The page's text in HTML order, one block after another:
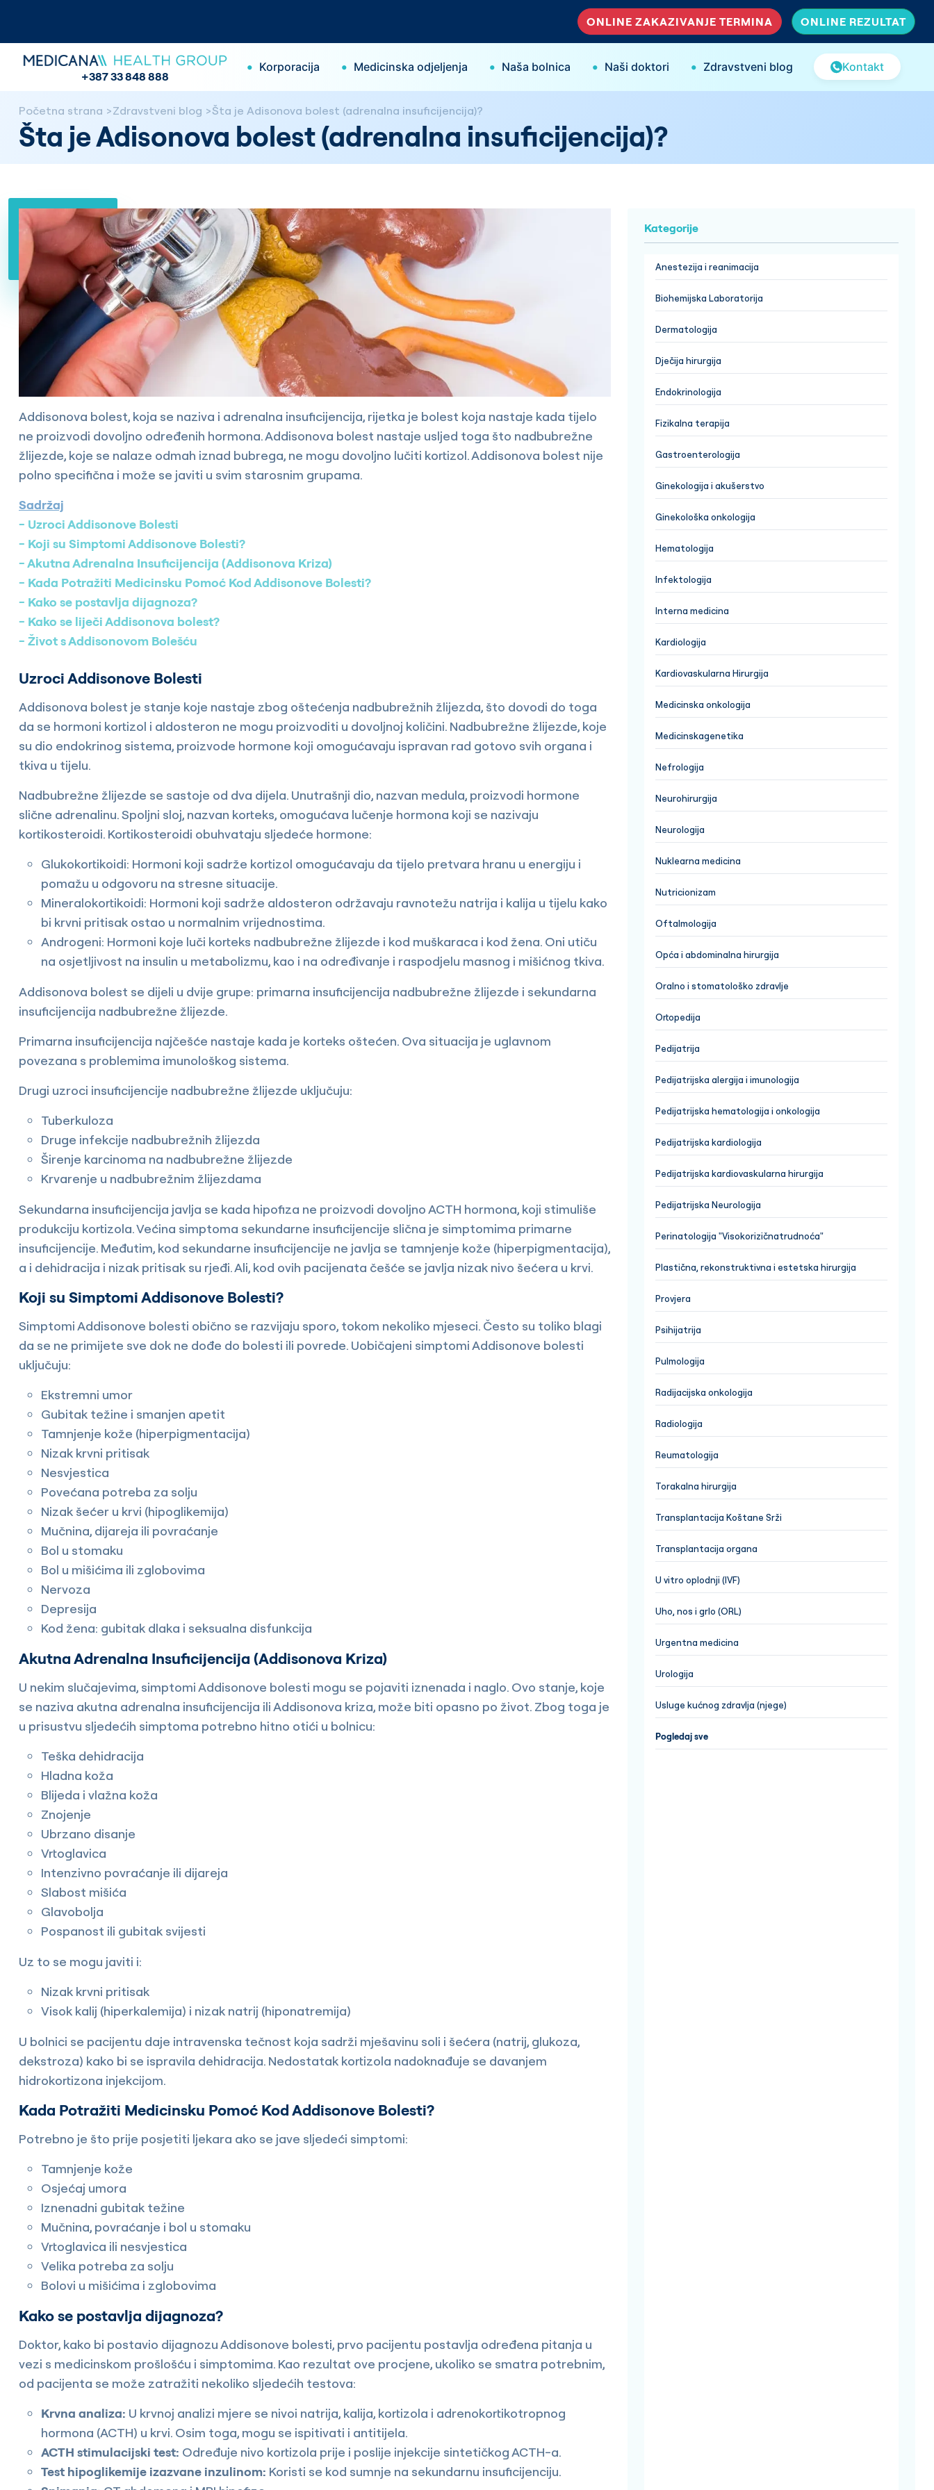
ONLINE ZAKAZIVANJE TERMINA ONLINE REZULTAT
+387 33 848 888
• Korporacija • Medicinska odjeljenja • Naša bolnica • Naši doktori • Zdravstveni blog Kontakt
Početna strana Zdravstveni blog Šta je Adisonova bolest (adrenalna insuficijencija)?
Šta je Adisonova bolest (adrenalna insuficijencija)?
Addisonova bolest, koja se naziva i adrenalna insuficijencija, rijetka je bolest koja nastaje kada tijelo
ne proizvodi dovoljno određenih hormona. Addisonova bolest nastaje usljed toga što nadbubrežne
žlijezde, koje se nalaze odmah iznad bubrega, ne mogu dovoljno lučiti kortizol. Addisonova bolest nije
polno specifična i može se javiti u svim starosnim grupama.
Sadržaj
Uzroci Addisonove Bolesti
Koji su Simptomi Addisonove Bolesti?
Akutna Adrenalna Insuficijencija (Addisonova Kriza)
Kada Potražiti Medicinsku Pomoć Kod Addisonove Bolesti?
Kako se postavlja dijagnoza?
Kako se liječi Addisonova bolest?
Život s Addisonovom Bolešću
Uzroci Addisonove Bolesti
Addisonova bolest je stanje koje nastaje zbog oštećenja nadbubrežnih žlijezda, što dovodi do toga
da se hormoni kortizol i aldosteron ne mogu proizvoditi u dovoljnoj količini. Nadbubrežne žlijezde, koje
su dio endokrinog sistema, proizvode hormone koji omogućavaju ispravan rad gotovo svih organa i
tkiva u tijelu.
Nadbubrežne žlijezde se sastoje od dva dijela. Unutrašnji dio, nazvan medula, proizvodi hormone
slične adrenalinu. Spoljni sloj, nazvan korteks, omogućava lučenje hormona koji se nazivaju
kortikosteroidi. Kortikosteroidi obuhvataju sljedeće hormone:
Glukokortikoidi: Hormoni koji sadrže kortizol omogućavaju da tijelo pretvara hranu u energiju i
pomažu u odgovoru na stresne situacije.
Mineralokortikoidi: Hormoni koji sadrže aldosteron održavaju ravnotežu natrija i kalija u tijelu kako
bi krvni pritisak ostao u normalnim vrijednostima.
Androgeni: Hormoni koje luči korteks nadbubrežne žlijezde i kod muškaraca i kod žena. Oni utiču
na osjetljivost na insulin u metabolizmu, kao i na određivanje i raspodjelu masnog i mišićnog tkiva.
Addisonova bolest se dijeli u dvije grupe: primarna insuficijencija nadbubrežne žlijezde i sekundarna
insuficijencija nadbubrežne žlijezde.
Primarna insuficijencija najčešće nastaje kada je korteks oštećen. Ova situacija je uglavnom
povezana s problemima imunološkog sistema.
Drugi uzroci insuficijencije nadbubrežne žlijezde uključuju:
Tuberkuloza
Druge infekcije nadbubrežnih žlijezda
Širenje karcinoma na nadbubrežne žlijezde
Krvarenje u nadbubrežnim žlijezdama
Sekundarna insuficijencija javlja se kada hipofiza ne proizvodi dovoljno ACTH hormona, koji stimuliše
produkciju kortizola. Većina simptoma sekundarne insuficijencije slična je simptomima primarne
insuficijencije. Međutim, kod sekundarne insuficijencije ne javlja se tamnjenje kože (hiperpigmentacija),
a i dehidracija i nizak pritisak su rjeđi. Ali, kod ovih pacijenata češće se javlja nizak nivo šećera u krvi.
Koji su Simptomi Addisonove Bolesti?
Simptomi Addisonove bolesti obično se razvijaju sporo, tokom nekoliko mjeseci. Često su toliko blagi
da se ne primijete sve dok ne dođe do bolesti ili povrede. Uobičajeni simptomi Addisonove bolesti
uključuju:
Ekstremni umor
Gubitak težine i smanjen apetit
Tamnjenje kože (hiperpigmentacija)
Nizak krvni pritisak
Nesvjestica
Povećana potreba za solju
Nizak šećer u krvi (hipoglikemija)
Mučnina, dijareja ili povraćanje
Bol u stomaku
Bol u mišićima ili zglobovima
Nervoza
Depresija
Kod žena: gubitak dlaka i seksualna disfunkcija
Akutna Adrenalna Insuficijencija (Addisonova Kriza)
U nekim slučajevima, simptomi Addisonove bolesti mogu se pojaviti iznenada i naglo. Ovo stanje, koje
se naziva akutna adrenalna insuficijencija ili Addisonova kriza, može biti opasno po život. Zbog toga je
u prisustvu sljedećih simptoma potrebno hitno otići u bolnicu:
Teška dehidracija
Hladna koža
Blijeda i vlažna koža
Znojenje
Ubrzano disanje
Vrtoglavica
Intenzivno povraćanje ili dijareja
Slabost mišića
Glavobolja
Pospanost ili gubitak svijesti
Uz to se mogu javiti i:
Nizak krvni pritisak
Visok kalij (hiperkalemija) i nizak natrij (hiponatremija)
U bolnici se pacijentu daje intravenska tečnost koja sadrži mješavinu soli i šećera (natrij, glukoza,
dekstroza) kako bi se ispravila dehidracija. Nedostatak kortizola nadoknađuje se davanjem
hidrokortizona injekcijom.
Kada Potražiti Medicinsku Pomoć Kod Addisonove Bolesti?
Potrebno je što prije posjetiti ljekara ako se jave sljedeći simptomi:
Tamnjenje kože
Osjećaj umora
Iznenadni gubitak težine
Mučnina, povraćanje i bol u stomaku
Vrtoglavica ili nesvjestica
Velika potreba za solju
Bolovi u mišićima i zglobovima
Kako se postavlja dijagnoza?
Doktor, kako bi postavio dijagnozu Addisonove bolesti, prvo pacijentu postavlja određena pitanja u
vezi s medicinskom prošlošću i simptomima. Kao rezultat ove procjene, ukoliko se smatra potrebnim,
od pacijenta se može zatražiti nekoliko sljedećih testova:
Krvna analiza: U krvnoj analizi mjere se nivoi natrija, kalija, kortizola i adrenokortikotropnog
hormona (ACTH) u krvi. Osim toga, mogu se ispitivati i antitijela.
ACTH stimulacijski test: Određuje nivo kortizola prije i poslije injekcije sintetičkog ACTH-a.
Test hipoglikemije izazvane inzulinom: Koristi se kod sumnje na sekundarnu insuficijenciju.
Kategorije
Anestezija i reanimacija
Biohemijska Laboratorija
Dermatologija
Dječija hirurgija
Endokrinologija
Fizikalna terapija
Gastroenterologija
Ginekologija i akušerstvo
Ginekološka onkologija
Hematologija
Infektologija
Interna medicina
Kardiologija
Kardiovaskularna Hirurgija
Medicinska onkologija
Medicinskagenetika
Nefrologija
Neurohirurgija
Neurologija
Nuklearna medicina
Nutricionizam
Oftalmologija
Opća i abdominalna hirurgija
Oralno i stomatološko zdravlje
Ortopedija
Pedijatrija
Pedijatrijska alergija i imunologija
Pedijatrijska hematologija i onkologija
Pedijatrijska kardiologija
Pedijatrijska kardiovaskularna hirurgija
Pedijatrijska Neurologija
Perinatologija "Visokorizičnatrudnoća"
Plastična, rekonstruktivna i estetska hirurgija
Provjera
Psihijatrija
Pulmologija
Radijacijska onkologija
Radiologija
Reumatologija
Torakalna hirurgija
Transplantacija Koštane Srži
Transplantacija organa
U vitro oplodnji (IVF)
Uho, nos i grlo (ORL)
Urgentna medicina
Urologija
Usluge kućnog zdravlja (njege)
Pogledaj sve